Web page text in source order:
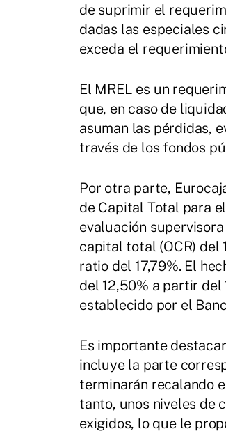
de suprimir el
dadas las especiales
exceda el
El MREL es un
que, en caso de
asuman las pérdidas,
través de los fondos
Por otra parte,
de Capital Total para
evaluación
capital total (OCR) del
ratio del 17,79%. El
del 12,50% a partir
establecido por el
Es importante
incluye la parte
terminarán recalando
tanto, unos niveles de
exigidos, lo que le